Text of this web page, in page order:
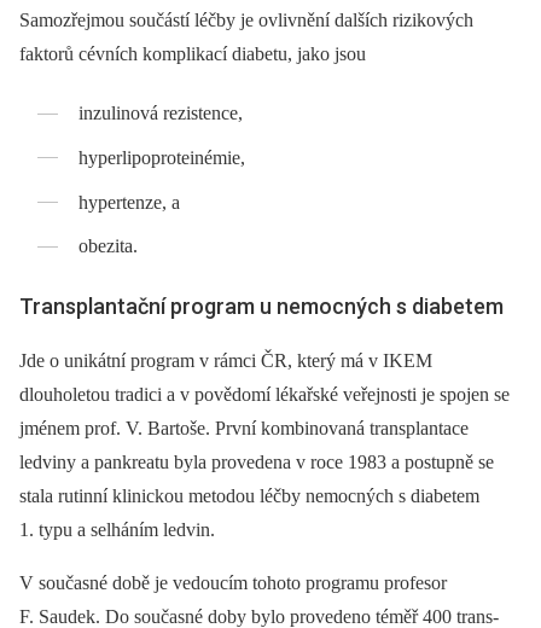
Samozřejmou součástí léčby je ovlivnění dalších rizikových
faktorů cévních komplikací diabetu, jako jsou
inzulinová rezistence,
hyperlipoproteinémie,
hypertenze, a
obezita.
Transplantační program u nemocných s diabetem
Jde o unikátní program v rámci ČR, který má v IKEM
dlouholetou tradici a v povědomí lékařské veřejnosti je spojen se
jménem prof. V. Bartoše. První kombinovaná transplantace
ledviny a pankreatu byla provedena v roce 1983 a postupně se
stala rutinní klinickou metodou léčby nemocných s diabetem
1. typu a selháním ledvin.
V současné době je vedoucím tohoto programu profesor
F. Saudek. Do sou­časné doby bylo provedeno téměř 400 trans­